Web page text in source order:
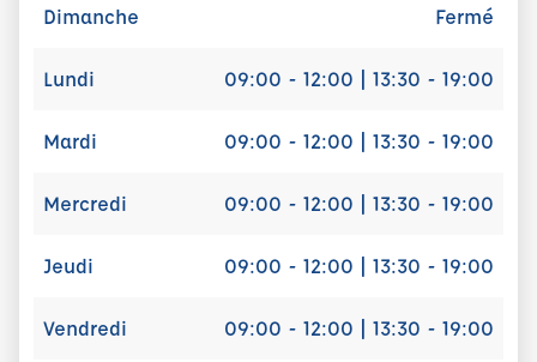
Dimanche Fermé
Lundi 09:00 - 12:00 | 13:30 - 19:00
Mardi 09:00 - 12:00 | 13:30 - 19:00
Mercredi 09:00 - 12:00 | 13:30 - 19:00
Jeudi 09:00 - 12:00 | 13:30 - 19:00
Vendredi 09:00 - 12:00 | 13:30 - 19:00